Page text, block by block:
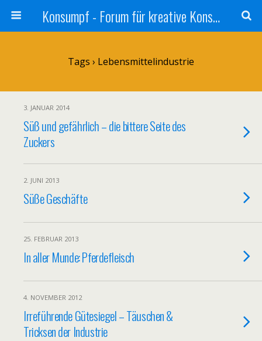
Konsumpf - Forum für kreative Konsumkritik - Culture Jamming, Nachhaltigkeit, Konzernkritik, Adbusting
Tags › Lebensmittelindustrie
3. JANUAR 2014
Süß und gefährlich – die bittere Seite des
Zuckers
2. JUNI 2013
Süße Geschäfte
25. FEBRUAR 2013
In aller Munde: Pferdefleisch
4. NOVEMBER 2012
Irreführende Gütesiegel – Täuschen &
Tricksen der Industrie